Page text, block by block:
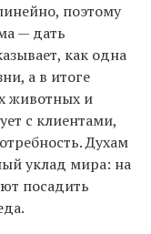
поэтому
— дать
как одна
а в итоге
животных и
с клиентами,
Духам
уклад мира: на
посадить